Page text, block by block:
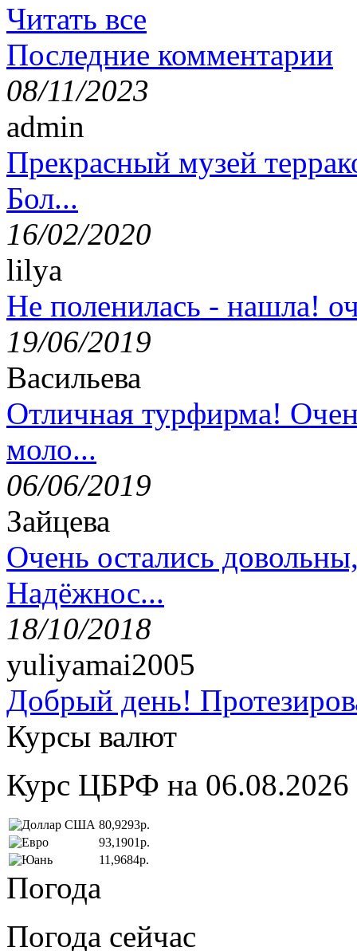
Читать все
Последние комментарии
08/11/2023
admin
Прекрасный музей
Бол...
16/02/2020
lilya
Не поленилась - нашла!
19/06/2019
Васильева
Отличная турфирма!
моло...
06/06/2019
Зайцева
Очень остались
Надёжнос...
18/10/2018
yuliyamai2005
Добрый день!
Курсы валют
Курс ЦБРФ на 06.08.2026
80,9293р.
93,1901р.
11,9684р.
Погода
Погода сейчас